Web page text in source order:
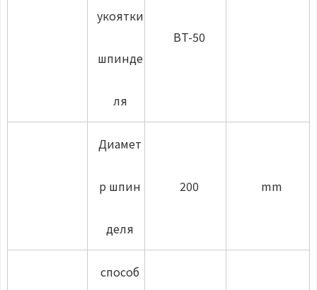
укоятки
шпинде
ля
BT-50
Диамет
р шпин
деля
200 mm
способ